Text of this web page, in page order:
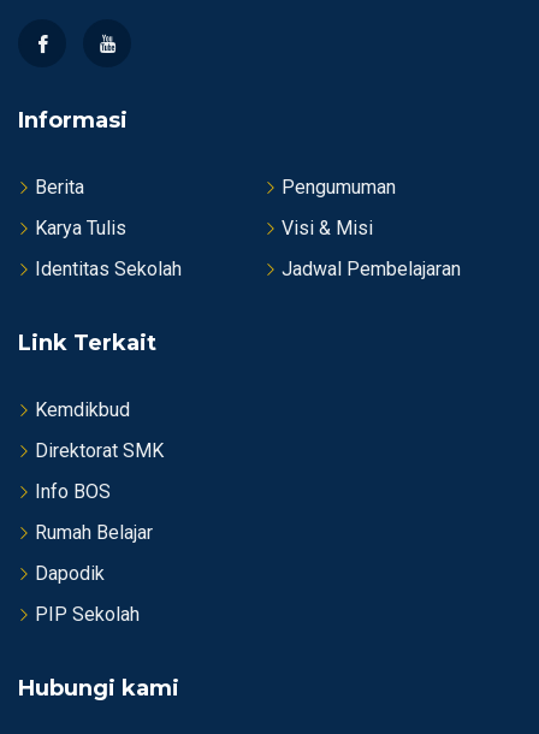
Informasi
Berita
Pengumuman
Karya Tulis
Visi & Misi
Identitas Sekolah
Jadwal Pembelajaran
Link Terkait
Kemdikbud
Direktorat SMK
Info BOS
Rumah Belajar
Dapodik
PIP Sekolah
Hubungi kami